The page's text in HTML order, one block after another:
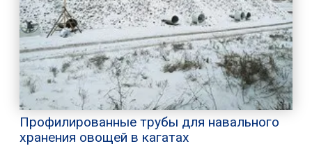
Профилированные трубы для навального
хранения овощей в кагатах